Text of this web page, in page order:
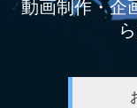
動画制作・企